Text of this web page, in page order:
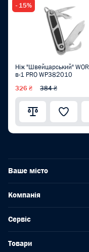
- 15%
Ніж "Швейцарський"
в-1 PRO WP382010
326 ₴ 384 ₴
Ваше місто
Компанія
Сервіс
Товари